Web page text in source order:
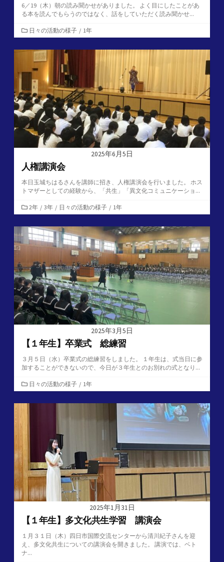
6／19（木）朝の読み聞かせがありました。 よく目にしたことがあ
る本を読んでもらうのではなく、話をしていただく読み聞かせ...
カ
テ
ゴ
ー
日々の活動の様子 / 1年
2025年6月5日
人権講演会
本日玉城ちはるさんを講師に招き、人権講演会を行いました。 ホス
トマザーとしての経験から、「共生」「異文化コミュニケーショ...
カ
テ
ゴ
リ
ー
2年 / 3年 / 日々の活動の様子 / 1年
2025年3月5日
【１年生】卒業式 総練習
３月５日（水）卒業式の総練習をしました。 １年生は、式当日に参
加することができないので、今日が３年生とのお別れの式となり...
カ
テ
ゴ
日々の活動の様子 / 1年
2025年1月31日
【１年生】多文化共生学習 講演会
１月３１日（木）四日市国際交流センターから清川紀子さんを迎
え、多文化共生についての講演会を開きました。 講演では、ベト
ナ...